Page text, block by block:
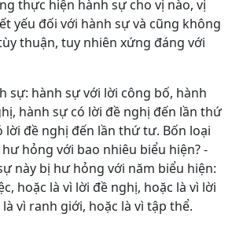
thực hiện hành sự cho vị nào, vị
yếu đối với hành sự và cũng không
thuận, tuy nhiên xứng đáng với
sự: hành sự với lời công bố, hành
hành sự có lời đề nghị đến lần thứ
lời đề nghị đến lần thứ tư. Bốn loại
hỏng với bao nhiêu biểu hiện? -
này bị hư hỏng với năm biểu hiện:
hoặc là vì lời đề nghị, hoặc là vì lời
vì ranh giới, hoặc là vì tập thể.